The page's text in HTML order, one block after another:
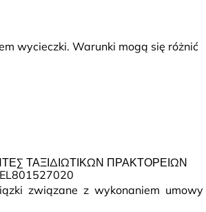
wycieczki. Warunki mogą się różnić
ΤΑΞΙΔΙΩΤΙΚΩΝ ΠΡΑΚΤΟΡΕΙΩΝ
związane z wykonaniem umowy